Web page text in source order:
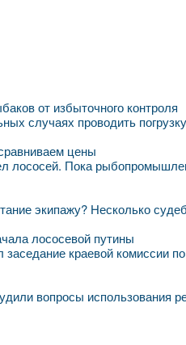
от избыточного контроля
случаях проводить
цены
лососей. Пока
экипажу? Несколько
лососевой путины
краевой
вопросы